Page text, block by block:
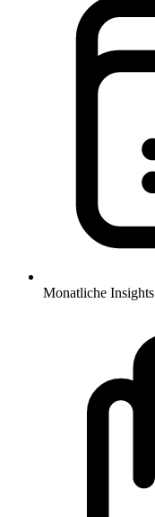
Monatliche Insights